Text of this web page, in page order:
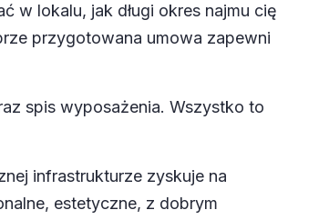
w lokalu, jak długi okres najmu cię
przygotowana umowa zapewni
spis wyposażenia. Wszystko to
infrastrukturze zyskuje na
estetyczne, z dobrym